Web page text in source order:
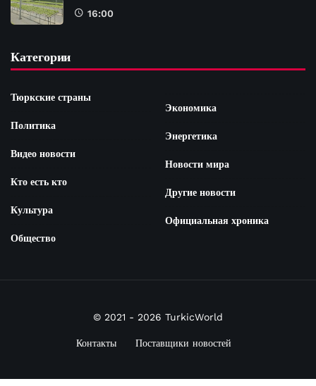
16:00
Категории
Тюркские страны
Политика
Видео новости
Кто есть кто
Культура
Общество
Экономика
Энергетика
Новости мира
Другие новости
Официальная хроника
© 2021 - 2026 TurkicWorld
Контакты Поставщики новостей